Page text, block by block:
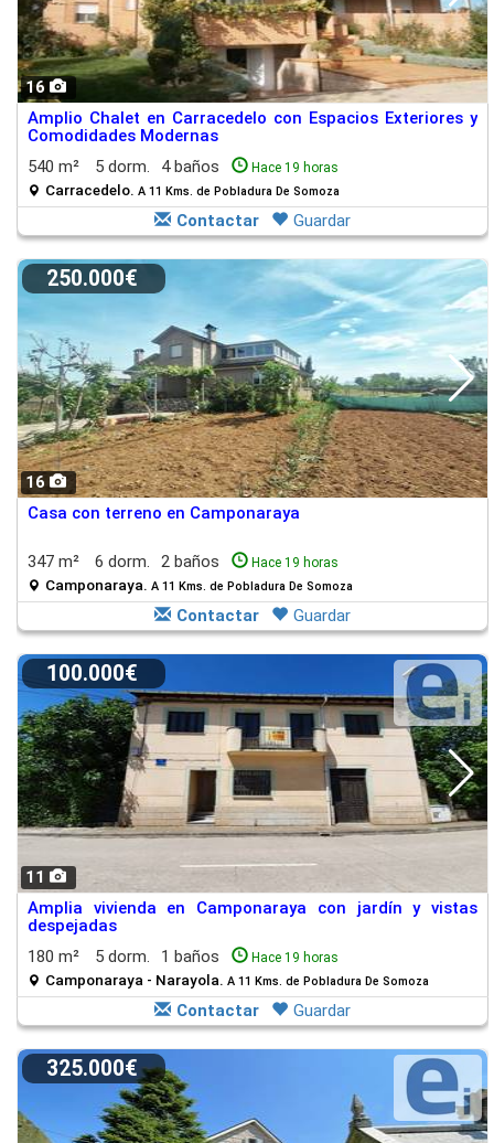
16
Amplio Chalet en Carracedelo con Espacios Exteriores y
Comodidades Modernas
540 m²
5 dorm. 4 baños Hace 19 horas
Carracedelo. A 11 Kms. de Pobladura De Somoza
Contactar Guardar
16
250.000€
Casa con terreno en Camponaraya
347 m² 6 dorm. 2 baños Hace 19 horas
Camponaraya. A 11 Kms. de Pobladura De Somoza
Contactar Guardar
11
100.000€
Amplia vivienda en Camponaraya con jardín y vistas
despejadas
180 m²
5 dorm. 1 baños Hace 19 horas
Camponaraya - Narayola. A 11 Kms. de Pobladura De Somoza
Contactar Guardar
325.000€